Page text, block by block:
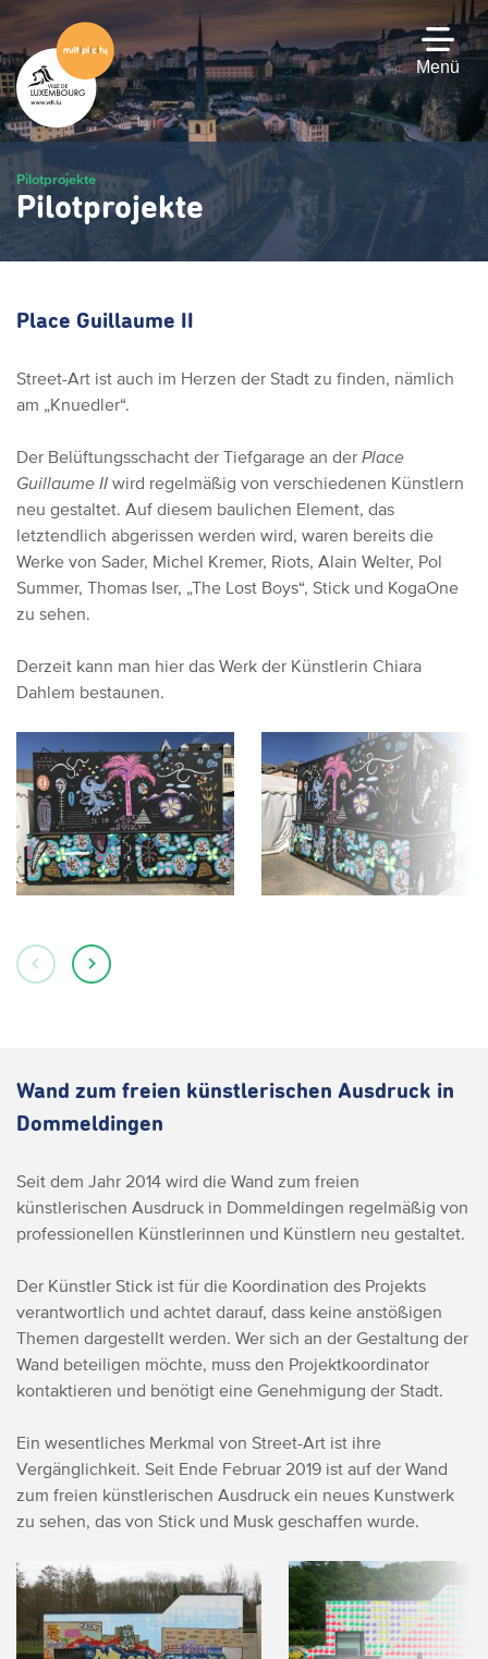
Hauptinhalt
gehen
Menü
Pilotprojekte
Pilotprojekte
Place Guillaume II
Street-Art ist auch im Herzen der Stadt zu finden, nämlich
am „Knuedler“.
Der Belüftungsschacht der Tiefgarage an der Place
Guillaume II wird regelmäßig von verschiedenen Künstlern
neu gestaltet. Auf diesem baulichen Element, das
letztendlich abgerissen werden wird, waren bereits die
Werke von Sader, Michel Kremer, Riots, Alain Welter, Pol
Summer, Thomas Iser, „The Lost Boys“, Stick und KogaOne
zu sehen.
Derzeit kann man hier das Werk der Künstlerin Chiara
Dahlem bestaunen.
Wand zum freien künstlerischen Ausdruck in
Dommeldingen
Seit dem Jahr 2014 wird die Wand zum freien
künstlerischen Ausdruck in Dommeldingen regelmäßig von
professionellen Künstlerinnen und Künstlern neu gestaltet.
Der Künstler Stick ist für die Koordination des Projekts
verantwortlich und achtet darauf, dass keine anstößigen
Themen dargestellt werden. Wer sich an der Gestaltung der
Wand beteiligen möchte, muss den Projektkoordinator
kontaktieren und benötigt eine Genehmigung der Stadt.
Ein wesentliches Merkmal von Street-Art ist ihre
Vergänglichkeit. Seit Ende Februar 2019 ist auf der Wand
zum freien künstlerischen Ausdruck ein neues Kunstwerk
zu sehen, das von Stick und Musk geschaffen wurde.